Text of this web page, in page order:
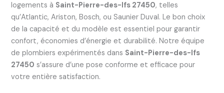
logements à Saint-Pierre-des-Ifs 27450, telles
qu’Atlantic, Ariston, Bosch, ou Saunier Duval. Le bon choix
de la capacité et du modèle est essentiel pour garantir
confort, économies d’énergie et durabilité. Notre équipe
de plombiers expérimentés dans Saint-Pierre-des-Ifs
27450 s’assure d’une pose conforme et efficace pour
votre entière satisfaction.